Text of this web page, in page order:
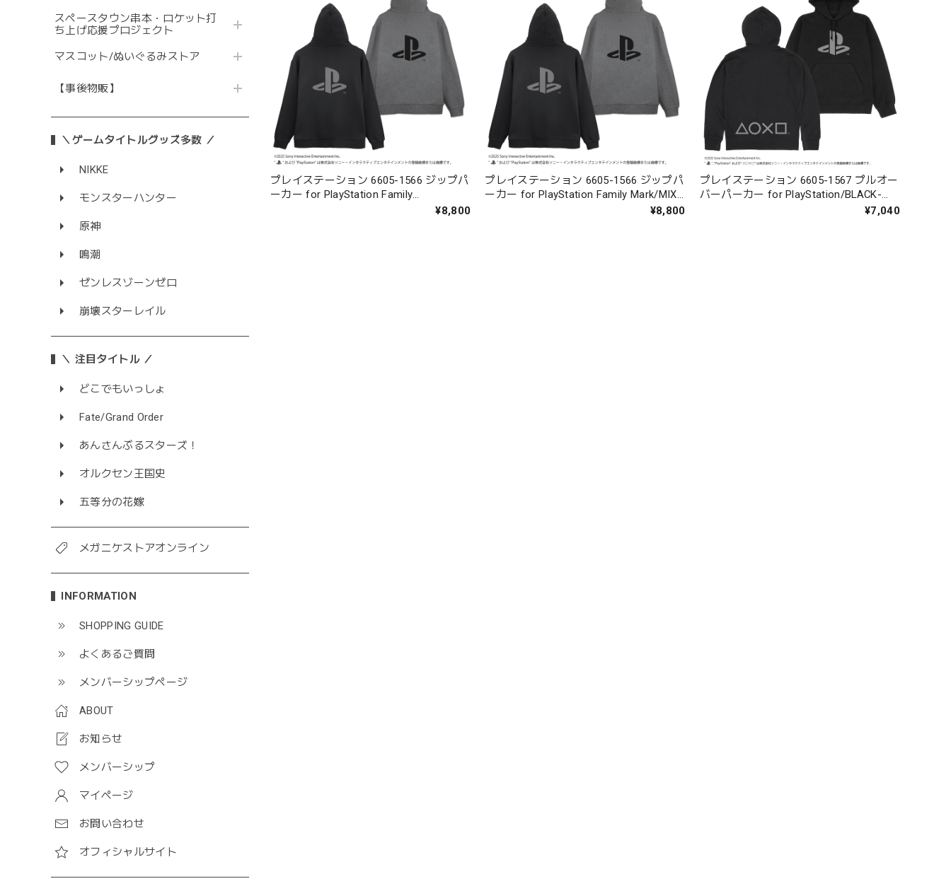
スペースタウン串本・ロケット打
ち上げ応援プロジェクト
マスコット/ぬいぐるみストア
【事後物販】
＼ゲームタイトルグッズ多数 ／
NIKKE
モンスターハンター
原神
鳴潮
ゼンレスゾーンゼロ
崩壊スターレイル
＼ 注目タイトル ／
どこでもいっしょ
Fate/Grand Order
あんさんぶるスターズ！
オルクセン王国史
五等分の花嫁
メガニケストアオンライン
INFORMATION
SHOPPING GUIDE
よくあるご質問
メンバーシップページ
ABOUT
お知らせ
メンバーシップ
マイページ
お問い合わせ
オフィシャルサイト
プレイステーション 6605-1566 ジップパ
ーカー for PlayStation Family
¥8,800
プレイステーション 6605-1566 ジップパ
ーカー for PlayStation Family Mark/MIX
¥8,800
プレイステーション 6605-1567 プルオー
バーパーカー for PlayStation/BLACK-
¥7,040